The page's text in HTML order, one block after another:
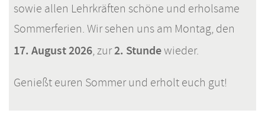
sowie allen Lehrkräften schöne und erholsame
Sommerferien. Wir sehen uns am Montag, den
17. August 2026, zur2. Stundewieder.
Genießt euren Sommer und erholt euch gut!